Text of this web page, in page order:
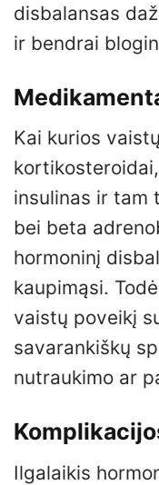
disbalansas
ir bendrai
Kai kurios
insulinas ir tam
bei beta
hormoninį
kaupimąsi.
vaistų poveikį
savarankiškų
nutraukimo ar
Ilgalaikis